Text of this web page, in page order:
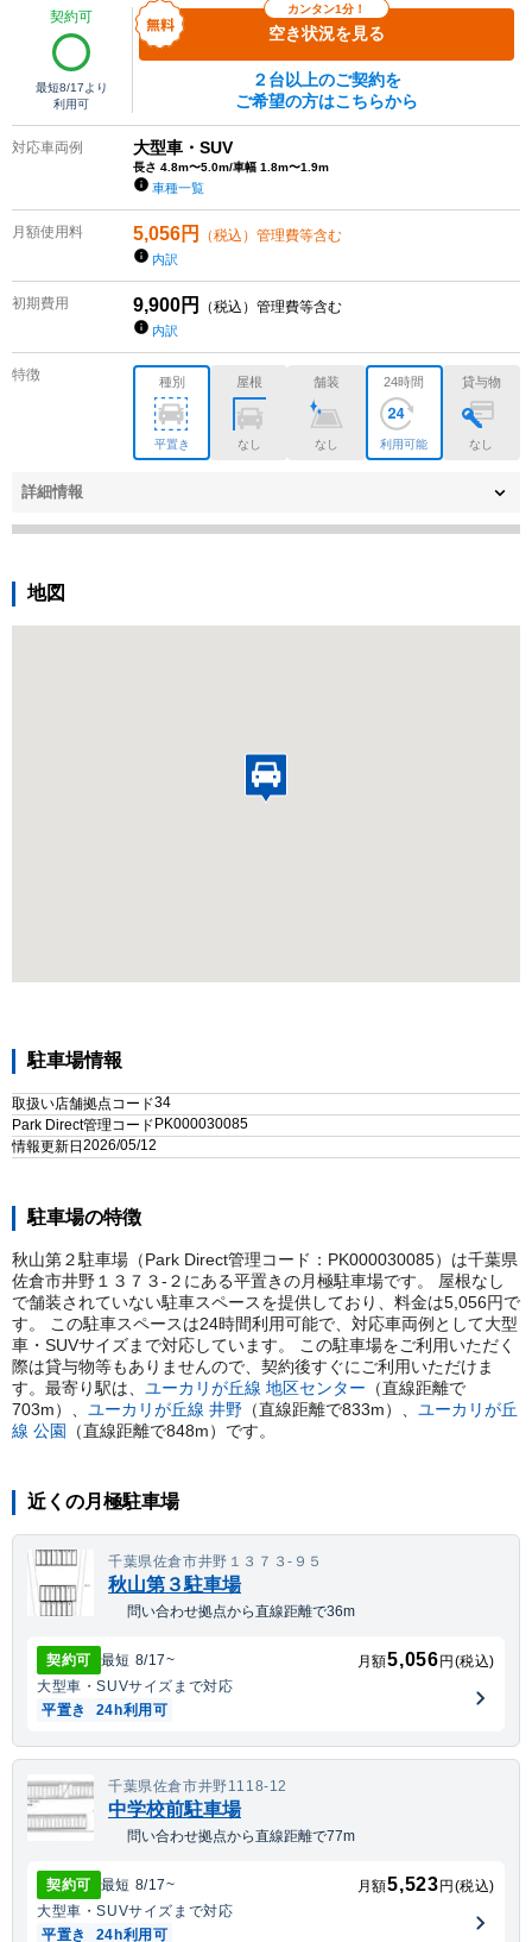
契約可
最短8/17 より
利用可
カンタン1分！
空き状況を見る
２台以上のご契約を
ご希望の方はこちらから
対応車両例 大型車・SUV
長さ 4.8m〜5.0m/車幅 1.8m〜1.9m
車種一覧
月額使用料 5,056円 （税込）管理費等含む
内訳
初期費用 9,900円 （税込）管理費等含む
内訳
特徴 種別
平置き
屋根
なし
舗装
なし
24時間
利用可能
貸与物
なし
詳細情報
地図
駐車場情報
取扱い店舗拠点コード34
Park Direct管理コード PK000030085
情報更新日 2026/05/12
駐車場の特徴
秋山第２駐車場（Park Direct管理コード：PK000030085）は千葉県
佐倉市井野１３７３-２にある平置きの月極駐車場です。 屋根なし
で舗装されていない駐車スペースを提供しており、料金は5,056円で
す。 この駐車スペースは24時間利用可能で、対応車両例として大型
車・SUVサイズまで対応しています。 この駐車場をご利用いただく
際は貸与物等もありませんので、契約後すぐにご利用いただけま
す。 最寄り駅は、 ユーカリが丘線 地区センター （直線距離で
703m） ユーカリが丘線 井野 （直線距離で833m）
ユーカリが丘
線 公園 （直線距離で848m） です。
近くの月極駐車場
千葉県佐倉市井野１３７３-９５
秋山第３駐車場
問い合わせ拠点から直線距離で36m
契約可 最短 8/17~ 月額5,056 円(税込)
大型車・SUVサイズまで対応
平置き
24h利用可
千葉県佐倉市井野1118-12
中学校前駐車場
問い合わせ拠点から直線距離で77m
契約可 最短 8/17~ 月額5,523 円(税込)
大型車・SUVサイズまで対応
平置き
24h利用可